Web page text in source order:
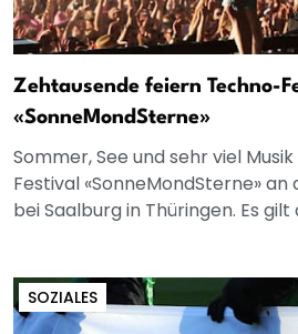
Zehtausende feiern Techno-
«SonneMondSterne»
Sommer, See und sehr viel
Festival «SonneMondSterne»
bei Saalburg in Thüringen. Es gilt
SOZIALES